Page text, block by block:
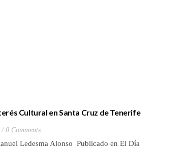
Cultural en Santa Cruz de Tenerife
0 Comments
Ledesma Alonso Publicado en El Día